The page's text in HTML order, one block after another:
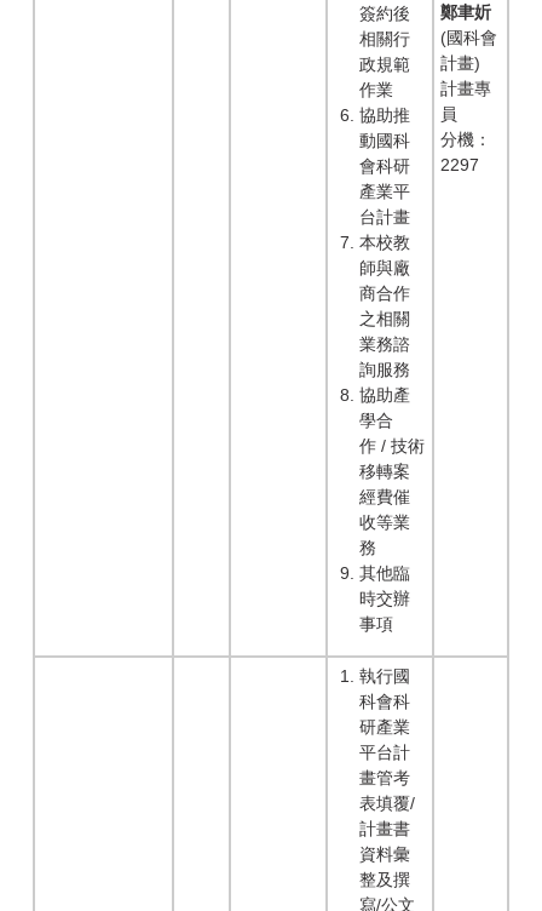
簽約後
相關行
政規範
作業
協助推
動國科
會科研
產業平
台計畫
本校教
師與廠
商合作
之相關
業務諮
詢服務
協助產
學合
作 / 技術
移轉案
經費催
收等業
務
其他臨
時交辦
事項
鄭聿妡
(國科會
計畫)
計畫專
員
分機：
2297
執行國
科會科
研產業
平台計
畫管考
表填覆/
計畫書
資料彙
整及撰
寫/公文